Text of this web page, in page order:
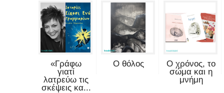
«Γράφω
γιατί
λατρεύω τις
σκέψεις κα...
Ο θόλος
Ο χρόνος, το
σώμα και η
μνήμη